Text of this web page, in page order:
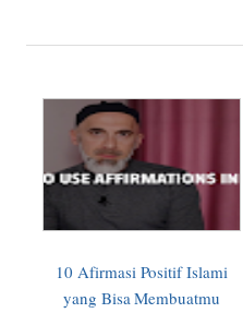
10 Afirmasi Positif Islami
yang Bisa Membuatmu